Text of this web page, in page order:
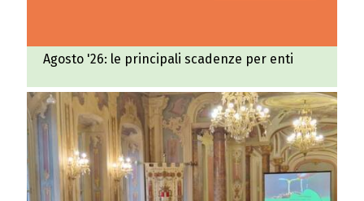
Agosto '26: le principali scadenze per enti